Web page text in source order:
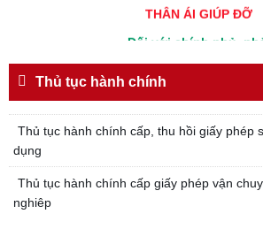
THÂN ÁI GIÚP ĐỠ
Đối với chính phủ,
TUYỆT ĐỐI TRUNG
Đối với nhân dân, phải
KÍNH TRỌNG LỄ
Đối với công việc, phải
TẬN TỤY
Đối với địch, phải
Thủ tục hành chính
Thủ tục hành chính cấp, thu hồi giấy phép
dụng
Thủ tục hành chính cấp giấy phép vận
nghiêp